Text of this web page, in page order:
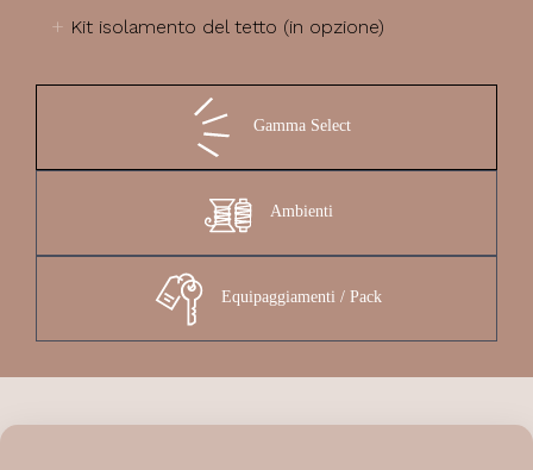
+ Kit isolamento del tetto (in opzione)
Gamma Select
Ambienti
Equipaggiamenti / Pack